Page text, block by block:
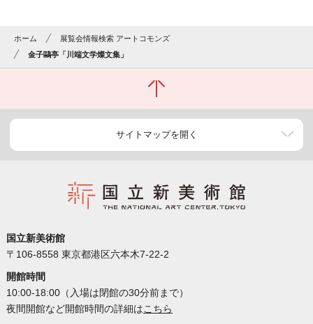
ホーム
展覧会情報検索 アートコモンズ
金子鷗亭「川端文学燦文集」
サイトマップを開く
国立新美術館
〒106-8558 東京都港区六本木7-22-2
開館時間
10:00-18:00（入場は閉館の30分前まで）
夜間開館など開館時間の詳細はこちら